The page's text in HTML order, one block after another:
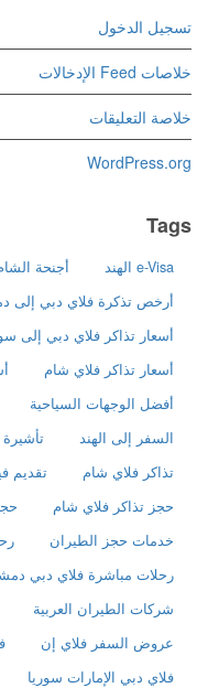
تسجيل الدخول
خلاصات Feed الإدخالات
خلاصة التعليقات
WordPress.org
Tags
e-Visa الهند
أجنحة
أرخص تذكرة فلاي دبي إلى
أسعار تذاكر فلاي دبي إلى
أسعار تذاكر فلاي شام
أفضل الوجهات السياحية
السفر إلى الهند
تأشيرة
تذاكر فلاي شام
تقديم
حجز تذاكر فلاي شام
خدمات حجز الطيران
رحلات مباشرة فلاي دبي
شركات الطيران العربية
عروض السفر فلاي إن
فلاي دبي الإمارات سوريا